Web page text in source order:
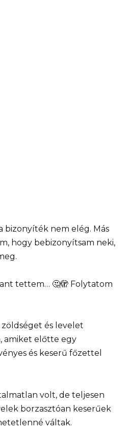
bizonyíték nem elég. Más
hogy bebizonyítsam neki,
tettem… 🤔🫣 Folytatom
és levelet
amiket előtte egy
és keserű főzettel
volt, de teljesen
borzasztóan keserűek
váltak.